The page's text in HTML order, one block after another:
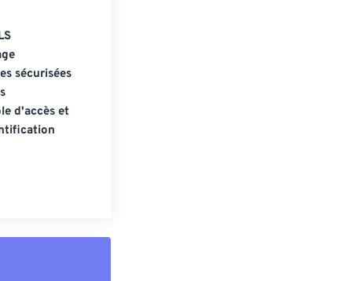
sécurisées
d'accès et